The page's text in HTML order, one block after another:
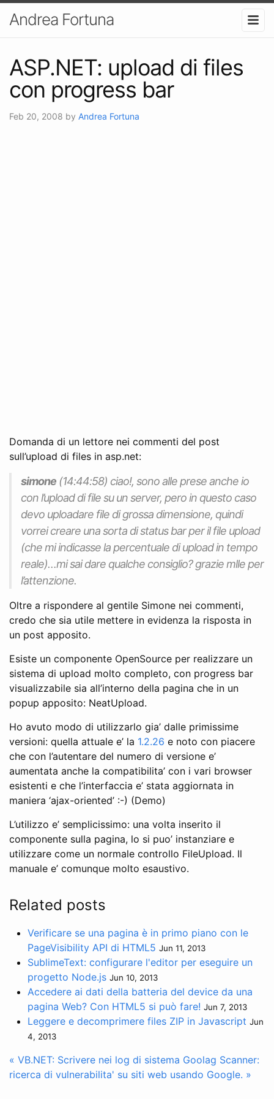
Andrea Fortuna
ASP.NET: upload di files
con progress bar
Feb 20, 2008 by Andrea Fortuna
Domanda di un lettore nei commenti del post
sull’upload di files in asp.net:
simone (14:44:58) ciao!, sono alle prese anche io
con l’upload di file su un server, pero in questo caso
devo uploadare file di grossa dimensione, quindi
vorrei creare una sorta di status bar per il file upload
(che mi indicasse la percentuale di upload in tempo
reale)…mi sai dare qualche consiglio? grazie mlle per
l’attenzione.
Oltre a rispondere al gentile Simone nei commenti,
credo che sia utile mettere in evidenza la risposta in
un post apposito.
Esiste un componente OpenSource per realizzare un
sistema di upload molto completo, con progress bar
visualizzabile sia all’interno della pagina che in un
popup apposito: NeatUpload.
Ho avuto modo di utilizzarlo gia’ dalle primissime
versioni: quella attuale e’ la 1.2.26 e noto con piacere
che con l’autentare del numero di versione e’
aumentata anche la compatibilita’ con i vari browser
esistenti e che l’interfaccia e’ stata aggiornata in
maniera ‘ajax-oriented’ :-) (Demo)
L’utilizzo e’ semplicissimo: una volta inserito il
componente sulla pagina, lo si puo’ instanziare e
utilizzare come un normale controllo FileUpload. Il
manuale e’ comunque molto esaustivo.
Related posts
Verificare se una pagina è in primo piano con le
PageVisibility API di HTML5 Jun 11, 2013
SublimeText: configurare l'editor per eseguire un
progetto Node.js Jun 10, 2013
Accedere ai dati della batteria del device da una
pagina Web? Con HTML5 si può fare! Jun 7, 2013
Leggere e decomprimere files ZIP in Javascript Jun
4, 2013
« VB.NET: Scrivere nei log di sistema Goolag Scanner:
ricerca di vulnerabilita' su siti web usando Google. »